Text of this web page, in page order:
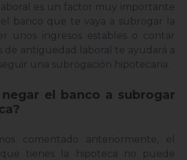
es un factor muy importante
banco que te vaya a subrogar la
unos ingresos estables o contar
de antigüedad laboral te ayudará a
una subrogación hipotecaria.
negar el banco a subrogar
comentado anteriormente, el
tienes la hipoteca no puede